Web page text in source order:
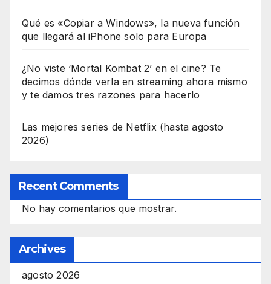
Qué es «Copiar a Windows», la nueva función
que llegará al iPhone solo para Europa
¿No viste ‘Mortal Kombat 2’ en el cine? Te
decimos dónde verla en streaming ahora mismo
y te damos tres razones para hacerlo
Las mejores series de Netflix (hasta agosto
2026)
Recent Comments
No hay comentarios que mostrar.
Archives
agosto 2026